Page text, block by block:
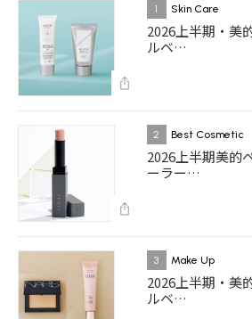
1 Skin Care
2026上半期・美
ルベ…
2 Best Cosmetic
2026上半期美的
ーラー…
3 Make Up
2026上半期・美
ルベ…